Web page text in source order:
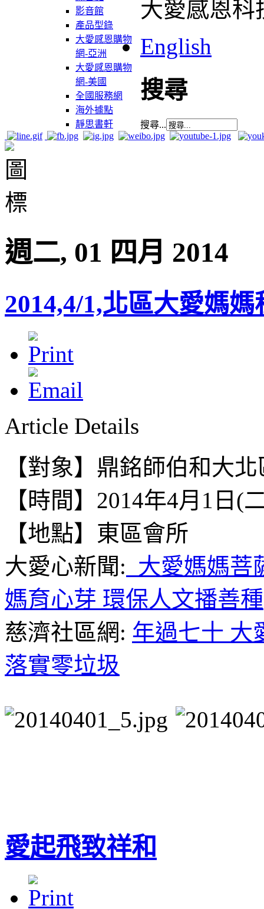
影音館
產品型錄
大愛感恩購物
網-亞洲
大愛感恩購物
網-美國
全國服務網
海外據點
靜思書軒
大愛感恩科
English
搜尋
搜尋...
週二, 01 四月 2014
2014,4/1,北區大愛媽
Article Details
【對象】鼎銘師伯和大
【時間】2014年4月1日(
【地點】東區會所
大愛心新聞: 大愛媽媽菩
媽育心芽 環保人文播善種
慈濟社區網: 年過七十 大
落實零垃圾
愛起飛致祥和